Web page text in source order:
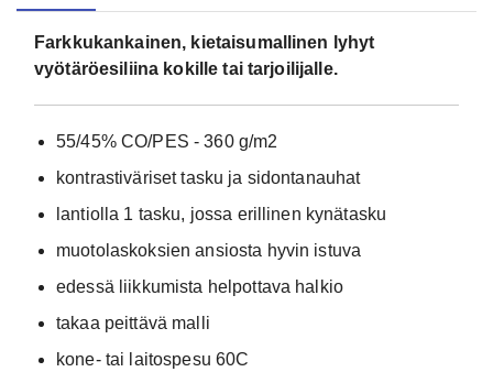
Farkkukankainen, kietaisumallinen lyhyt
vyötäröesiliina kokille tai tarjoilijalle.
55/45% CO/PES - 360 g/m2
kontrastiväriset tasku ja sidontanauhat
lantiolla 1 tasku, jossa erillinen kynätasku
muotolaskoksien ansiosta hyvin istuva
edessä liikkumista helpottava halkio
takaa peittävä malli
kone- tai laitospesu 60C